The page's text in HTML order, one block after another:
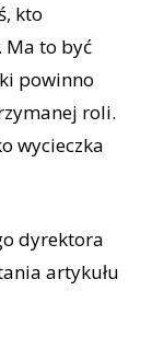
kto
Ma to być
powinno
roli.
wycieczka
dyrektora
artykułu